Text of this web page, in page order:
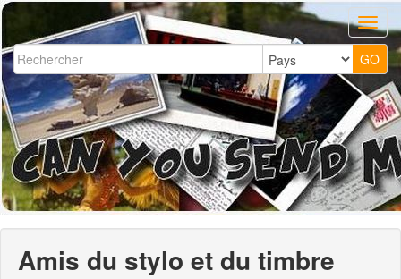
Amis du stylo et du timbre